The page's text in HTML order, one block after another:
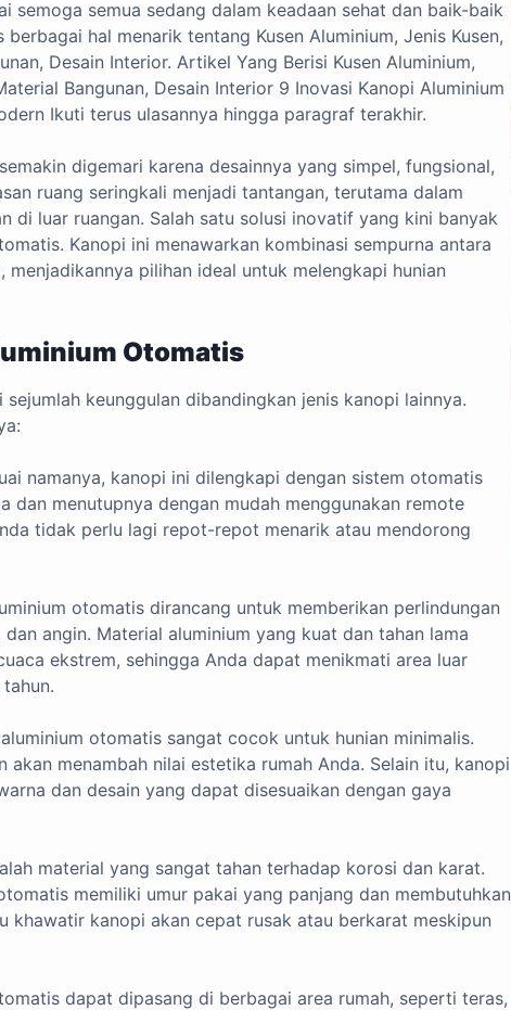
semoga semua sedang dalam keadaan sehat dan baik-baik
hal menarik tentang Kusen Aluminium, Jenis Kusen,
Desain Interior. Artikel Yang Berisi Kusen Aluminium,
Bangunan, Desain Interior 9 Inovasi Kanopi Aluminium
Ikuti terus ulasannya hingga paragraf terakhir.
digemari karena desainnya yang simpel, fungsional,
ruang seringkali menjadi tantangan, terutama dalam
di luar ruangan. Salah satu solusi inovatif yang kini banyak
Kanopi ini menawarkan kombinasi sempurna antara
pilihan ideal untuk melengkapi hunian
Otomatis
keunggulan dibandingkan jenis kanopi lainnya.
namanya, kanopi ini dilengkapi dengan sistem otomatis
dan menutupnya dengan mudah menggunakan remote
tidak perlu lagi repot-repot menarik atau mendorong
otomatis dirancang untuk memberikan perlindungan
angin. Material aluminium yang kuat dan tahan lama
ekstrem, sehingga Anda dapat menikmati area luar
otomatis sangat cocok untuk hunian minimalis.
akan menambah nilai estetika rumah Anda. Selain itu, kanopi
dan desain yang dapat disesuaikan dengan gaya
material yang sangat tahan terhadap korosi dan karat.
memiliki umur pakai yang panjang dan membutuhkan
khawatir kanopi akan cepat rusak atau berkarat meskipun
dapat dipasang di berbagai area rumah, seperti teras,